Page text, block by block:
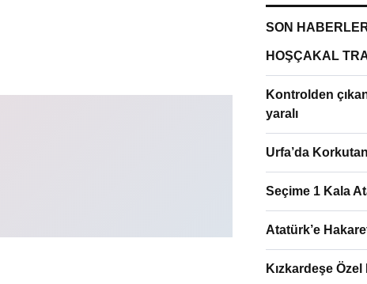
SON
HOŞÇAKAL
Kontrolden
yaralı
Urfa’da
Seçime 1 Kala
Atatürk’e
Kızkardeşe